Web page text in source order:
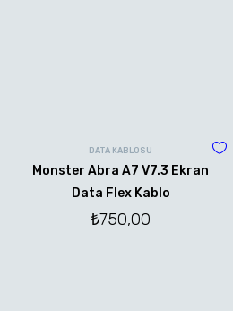
DATA KABLOSU
Monster Abra A7 V7.3 Ekran
Data Flex Kablo
₺750,00